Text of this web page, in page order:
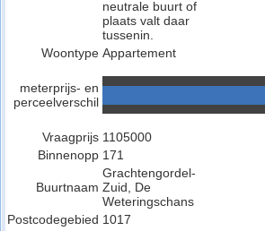
neutrale buurt of
plaats valt daar
tussenin.
Woontype Appartement
meterprijs- en
perceelverschil
Vraagprijs 1105000
Binnenopp 171
Buurtnaam
Grachtengordel-
Zuid, De
Weteringschans
Postcodegebied 1017